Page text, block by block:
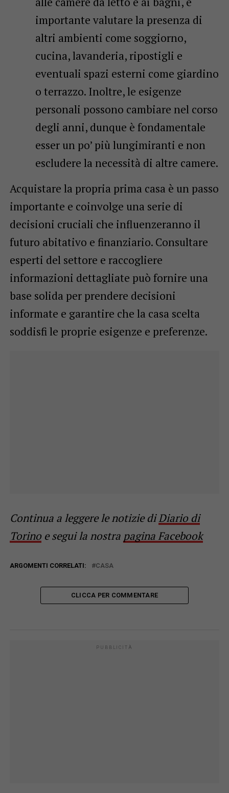
importante valutare la presenza di
altri ambienti come soggiorno,
cucina, lavanderia, ripostigli e
eventuali spazi esterni come giardino
o terrazzo. Inoltre, le esigenze
personali possono cambiare nel corso
degli anni, dunque è fondamentale
esser un po’ più lungimiranti e non
escludere la necessità di altre camere.
Acquistare la propria prima casa è un passo
importante e coinvolge una serie di
decisioni cruciali che influenzeranno il
futuro abitativo e finanziario. Consultare
esperti del settore e raccogliere
informazioni dettagliate può fornire una
base solida per prendere decisioni
informate e garantire che la casa scelta
soddisfi le proprie esigenze e preferenze.
Continua a leggere le notizie diDiario di
Torinoe segui la nostra pagina Facebook
ARGOMENTI CORRELATI: CASA
CLICCA PER COMMENTARE
PUBBLICITÀ